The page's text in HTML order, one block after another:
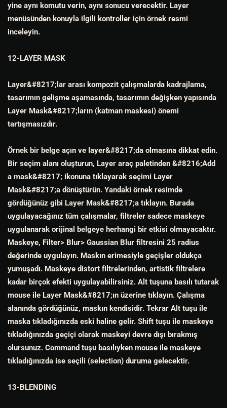
yine aynı komutu verin, aynı sonucu verecektir. Layer
menüsünden konuyla ilgili kontroller için örnek resmi
inceleyin.
12-LAYER MASK
Layer&#8217;lar arası kompozit çalışmalarda kadrajlama,
tasarımın gelişme aşamasında, tasarımın değişken yapısında
Layer Mask&#8217;ların (katman maskesi) önemi
tartışmasızdır.
Örnek bir belge açın ve layer&#8217;da olmasına dikkat edin.
Bir seçim alanı oluşturun, Layer araç paletinden &#8216;Add
a mask&#8217; ikonuna tıklayarak seçimi Layer
Mask&#8217;a dönüştürün. Yandaki örnek resimde
gördüğünüz gibi Layer Mask&#8217;a tıklayın. Burada
uygulayacağınız tüm çalışmalar, filtreler sadece maskeye
uygulanarak orijinal belgeye herhangi bir etkisi olmayacaktır.
Maskeye, Filter> Blur> Gaussian Blur filtresini 25 radius
değerinde uygulayın. Maskın erimesiyle geçişler oldukça
yumuşadı. Maskeye distort filtrelerinden, artistik filtrelere
kadar birçok efekti uygulayabilirsiniz. Alt tuşuna basılı tutarak
mouse ile Layer Mask&#8217;ın üzerine tıklayın. Çalışma
alanında gördüğünüz, maskın kendisidir. Tekrar Alt tuşu ile
maska tıkladığınızda eski haline gelir. Shift tuşu ile maskeye
tıkladığınızda geçiçi olarak maskeyi devre dışı bırakmış
olursunuz. Command tuşu basılıyken mouse ile maskeye
tıkladığınızda ise seçili (selection) duruma gelecektir.
13-BLENDING